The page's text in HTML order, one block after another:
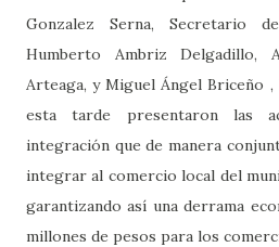
Gonzalez Serna, Secretario
Humberto Ambriz Delgadillo,
Arteaga, y Miguel Ángel Briceño ,
esta tarde presentaron las
integración que de manera
integrar al comercio local del
garantizando así una derrama
millones de pesos para los